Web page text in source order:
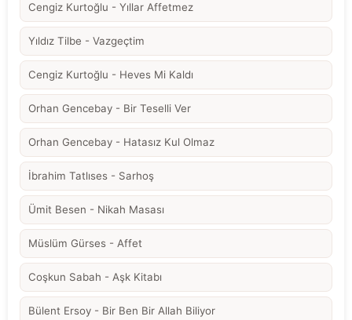
Cengiz Kurtoğlu - Yıllar Affetmez
Yıldız Tilbe - Vazgeçtim
Cengiz Kurtoğlu - Heves Mi Kaldı
Orhan Gencebay - Bir Teselli Ver
Orhan Gencebay - Hatasız Kul Olmaz
İbrahim Tatlıses - Sarhoş
Ümit Besen - Nikah Masası
Müslüm Gürses - Affet
Coşkun Sabah - Aşk Kitabı
Bülent Ersoy - Bir Ben Bir Allah Biliyor